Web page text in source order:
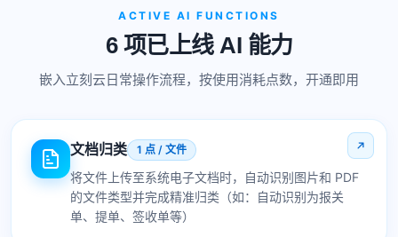
ACTIVE AI FUNCTIONS
6 项已上线 AI 能力
嵌入立刻云日常操作流程，按使用消耗点数，开通即用
文档归类 1 点 / 文件
将文件上传至系统电子文档时，自动识别图片和 PDF
的文件类型并完成精准归类（如：自动识别为报关
单、提单、签收单等）